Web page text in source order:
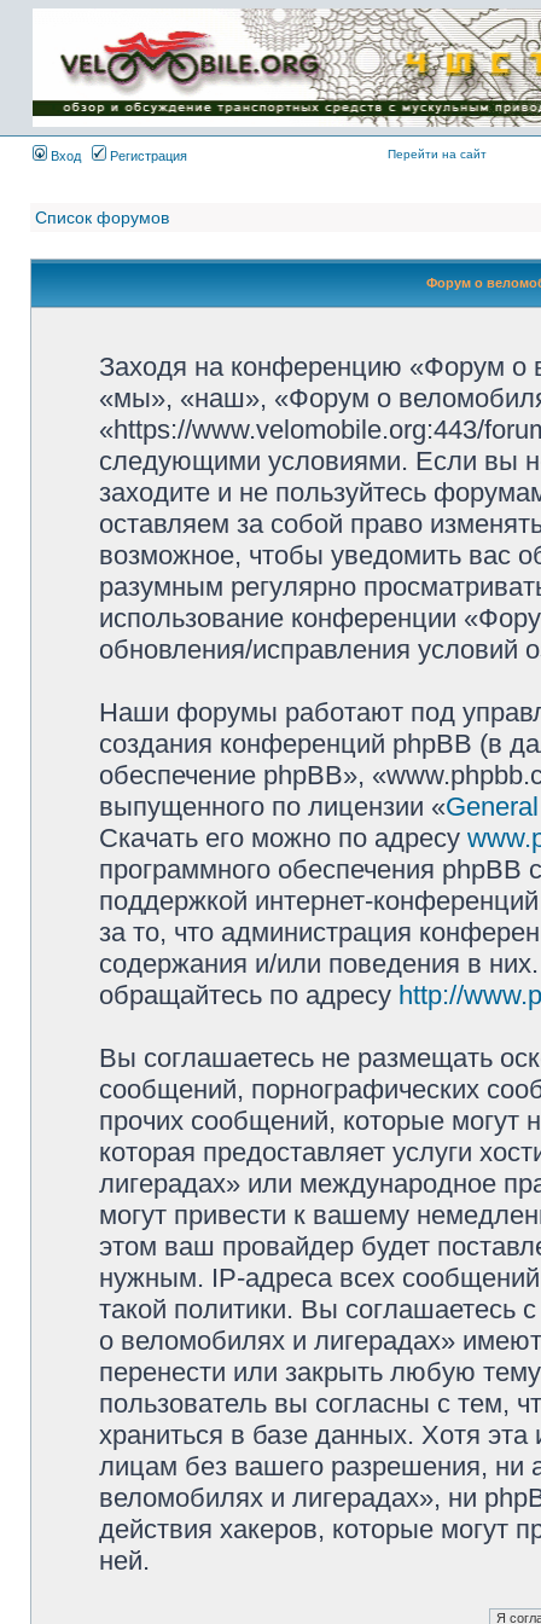
Имя пользователя:
Пароль:
{ LOG_ME_IN_SHORT
}
Вход
Регистрация Перейти на сайт
Список форумов
Форум о
Заходя на конференцию «Форум о
«мы», «наш», «Форум о
«https://www.velomobile.org:443/
следующими условиями. Если вы
заходите и не пользуйтесь
оставляем за собой право
возможное, чтобы уведомить вас
разумным регулярно
использование конференции
обновления/исправления условий
Наши форумы работают под
создания конференций phpBB (в
обеспечение phpBB»,
выпущенного по лицензии «
Скачать его можно по адресу
программного обеспечения phpBB
поддержкой интернет-
за то, что администрация
содержания и/или поведения в
обращайтесь по адресу http://
Вы соглашаетесь не размещать
сообщений, порнографических
прочих сообщений, которые могут
которая предоставляет услуги
лигерадах» или международное
могут привести к вашему
этом ваш провайдер будет
нужным. IP-адреса всех
такой политики. Вы
о веломобилях и лигерадах»
перенести или закрыть любую
пользователь вы согласны с тем,
храниться в базе данных. Хотя
лицам без вашего разрешения, ни
веломобилях и лигерадах», ни
действия хакеров, которые могут
ней.